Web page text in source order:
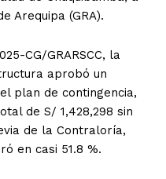
Arequipa (GRA).
CG/GRARSCC, la
aprobó un
plan de contingencia,
de S/ 1,428,298 sin
de la Contraloría,
en casi 51.8 %.